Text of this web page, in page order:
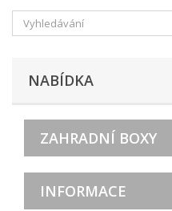
NABÍDKA
ZAHRADNÍ BOXY
INFORMACE